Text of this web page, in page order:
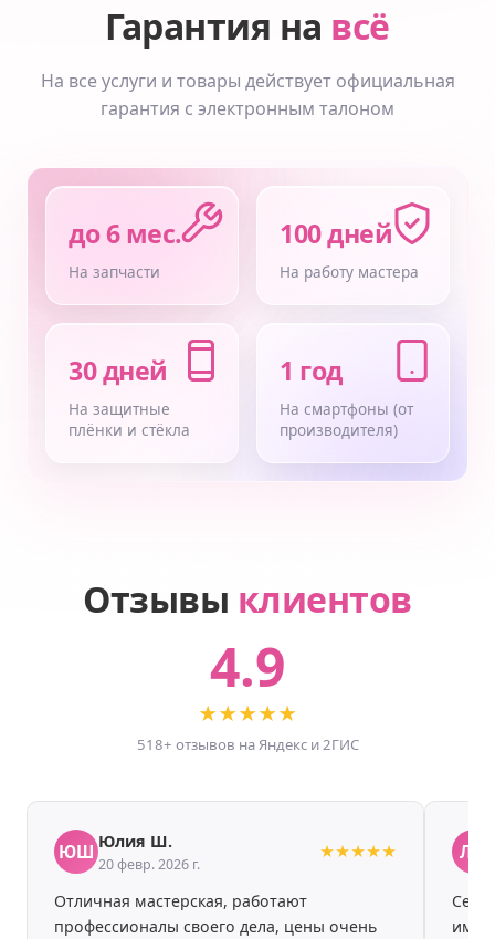
Гарантия на всё
На все услуги и товары действует официальная
гарантия с электронным талоном
до 6 мес.
На запчасти
100 дней
На работу мастера
30 дней
На защитные
плёнки и стёкла
1 год
На смартфоны (от
производителя)
Отзывы клиентов
4.9
★★★★★
518+ отзывов на Яндекс и 2ГИС
ЮШ Юлия Ш.
20 февр. 2026 г.
★★★★★
Отличная мастерская, работают
профессионалы своего дела, цены очень
ЛШ